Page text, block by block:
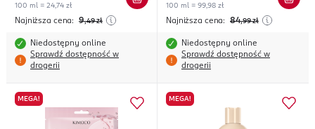
100 ml = 24,74 zł
Najniższa cena: 9,49 zł
Niedostępny online
Sprawdź dostępność w
drogerii
100 ml = 99,98 zł
Najniższa cena: 84,99 zł
Niedostępny online
Sprawdź dostępność w
drogerii
MEGA! MEGA!